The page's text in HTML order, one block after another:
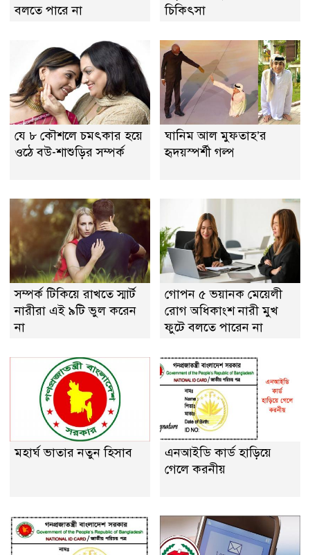
বলতে পারে না
চিকিৎসা
যে ৮ কৌশলে চমৎকার হয়ে
ওঠে বউ-শাশুড়ির সম্পর্ক
ঘানিম আল মুফতাহ’র
হৃদয়স্পর্শী গল্প
সম্পর্ক টিকিয়ে রাখতে স্মার্ট
নারীরা এই ৯টি ভুল করেন
না
গোপন ৫ ভয়ানক মেয়েলী
রোগ অধিকাংশ নারী মুখ
ফুটে বলতে পারেন না
মহার্ঘ ভাতার নতুন হিসাব
এনআইডি কার্ড হাড়িয়ে
গেলে করনীয়